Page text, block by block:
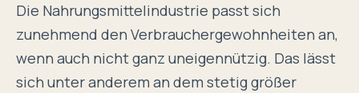
Die Nahrungsmittelindustrie passt sich
zunehmend den Verbrauchergewohnheiten an,
wenn auch nicht ganz uneigennützig. Das lässt
sich unter anderem an dem stetig größer